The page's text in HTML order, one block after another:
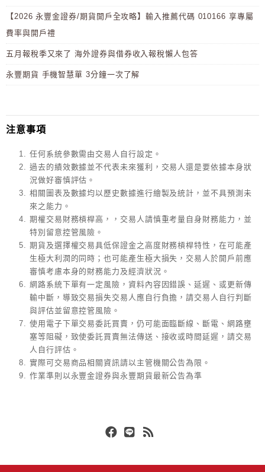
【2026 永豐金證券/期貨開戶全攻略】輸入推薦代碼 010166 享專屬
費率與開戶禮
五月報稅季又來了 海外證券與借券收入報稅懶人包答
永豐期貨 手機智慧單 3分鐘一次了解
注意事項
任何系統參數需由交易人自行設定。
過去的績效數據並不代表未來獲利，交易人還是要依據本身狀
況做好審慎評估。
相關圖表及數據均以歷史數據進行繪製及統計，並不具預測未
來之能力。
期權交易財務槓桿高，，交易人請慎重考量自身財務能力，並
特別留意控管風險。
期貨及選擇權交易具低保證金之高度財務槓桿特性，在可能產
生極大利潤的同時；也可能產生極大損失，交易人於開戶前應
審慎考慮本身的財務能力及經濟狀況。
網路系統下單有一定風險，資料內容因錯誤、延遲、或更新傳
輸中斷，導致交易損失交易人應自行負擔，請交易人自行判斷
與評估並留意控管風險。
使用電子下單交易委託買賣，仍可能面臨斷線、斷電、網路壅
塞等阻礙，致使委託買賣無法傳送、接收或時間延遲，請交易
人自行評估。
實際可交易商品相關資訊請以主管機關公告為限。
作業準則以永豐金證券與永豐期貨最新公告為準